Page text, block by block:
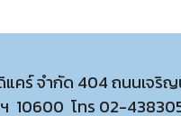
แคร์ จำกัด 404 ถนนเจริ
10600 โทร 02-